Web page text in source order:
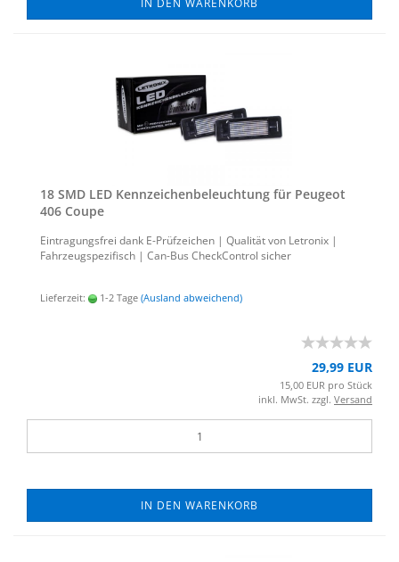
IN DEN WARENKORB
18 SMD LED Kenn­zei­chen­be­leuch­tung für Peu­geot
406 Coupe
Ein­tra­gungs­frei dank E-​Prüfzeichen | Qua­li­tät von Le­tro­nix |
Fahr­zeug­spe­zi­fisch | Can-​Bus Check­Con­trol si­cher
Lieferzeit: 1-2 Tage (Ausland abweichend)
29,99 EUR
15,00 EUR pro Stück
inkl. MwSt. zzgl. Versand
IN DEN WARENKORB